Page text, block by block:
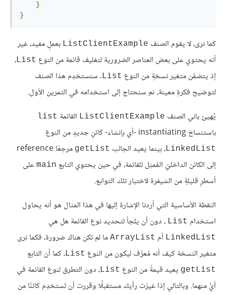
}
}
كما نرى، لا يقوم الصنف ListClientExample بعملٍ مفيد، غير
أنه يحتوي على بعض العناصر الضرورية لتغليف قائمة من النوع List،
إذ يتضمَّن متغير نسخةٍ من النوع List. سنستخدِم هذا الصنف
لتوضيح فكرةٍ معينة، ثم سنحتاج إلى استخدامه في التمرين الأول.
يُهيئ باني الصنف ListClientExample القائمة list
باستنساخ instantiating -أي بإنشاء- كائنٍ جديدٍ من النوع
LinkedList، بينما يعيد الجالب getList
مرجعًا reference
إلى الكائن الداخليّ المُمثِل للقائمة، في حين يحتوي التابع main على
أسطرٍ قليلةٍ من الشيفرة لاختبار تلك التوابع.
النقطة الأساسية التي أردنا الإشارة إليها في هذا المثال هو أنه يحاول
استخدام List ، دون أن يلجأ لتحديد نوع القائمة هل هي
LinkedList أم ArrayList ما لم تكن هناك ضرورة، فكما نرى
متغير النسخة كيف أنه مُعرَّف ليكون من النوع List، كما أن التابع
getList يعيد قيمةً من النوع List، دون التطرق لنوع القائمة في
أيٍّ منهما. وبالتالي إذا غيرّت رأيك مستقبلًا وقررت أن تَستخدِم كائنًا من